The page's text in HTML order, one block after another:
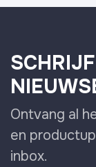
Ontvang al
en
inbox.